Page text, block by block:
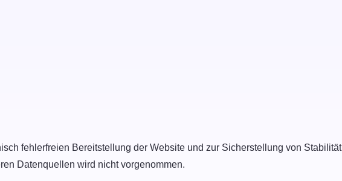
fehlerfreien Bereitstellung der Website und zur Sicherstellung von
Datenquellen wird nicht vorgenommen.